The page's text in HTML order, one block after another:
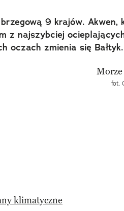
9 krajów. Akwen,
z najszybciej
oczach zmienia się Bałtyk.
fot.
klimatyczne